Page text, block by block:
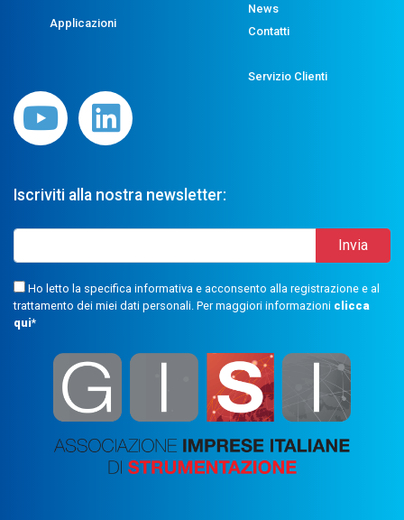
Applicazioni
News
Contatti
Servizio Clienti
Iscriviti alla nostra newsletter:
Ho letto la specifica informativa e acconsento alla registrazione e al
trattamento dei miei dati personali. Per maggiori informazioni clicca
qui*